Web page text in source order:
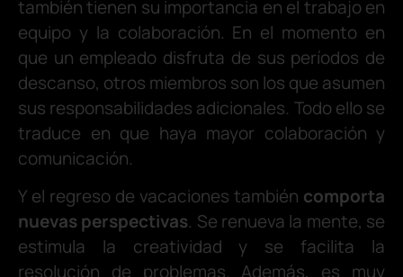
también tienen su importancia en el trabajo en
equipo y la colaboración. En el momento en
que un empleado disfruta de sus períodos de
descanso, otros miembros son los que asumen
sus responsabilidades adicionales. Todo ello se
traduce en que haya mayor colaboración y
comunicación.
Y el regreso de vacaciones también comporta
nuevas perspectivas. Se renueva la mente, se
estimula la creatividad y se facilita la
resolución de problemas. Además, es muy